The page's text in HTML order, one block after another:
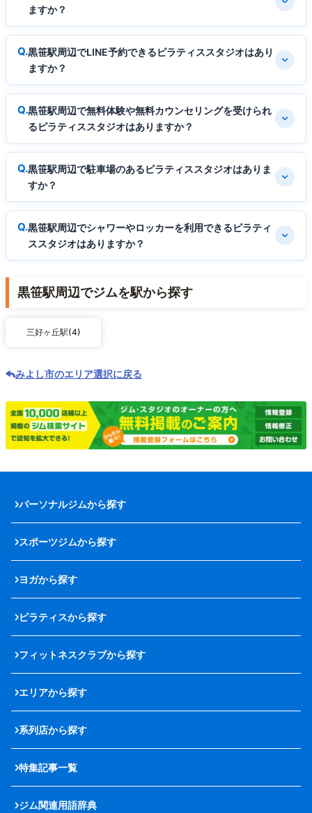
ますか？
黒笹駅周辺でLINE予約できるピラティススタジオはあり
ますか？
黒笹駅周辺で無料体験や無料カウンセリングを受けられ
るピラティススタジオはありますか？
黒笹駅周辺で駐車場のあるピラティススタジオはありま
すか？
黒笹駅周辺でシャワーやロッカーを利用できるピラティ
ススタジオはありますか？
黒笹駅周辺でジムを駅から探す
三好ヶ丘駅(4)
みよし市のエリア選択に戻る
パーソナルジムから探す
スポーツジムから探す
ヨガから探す
ピラティスから探す
フィットネスクラブから探す
エリアから探す
系列店から探す
特集記事一覧
ジム関連用語辞典